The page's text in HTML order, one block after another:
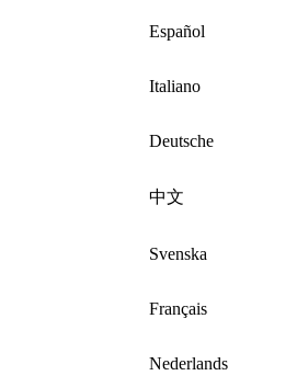
Español
Italiano
Deutsche
中文
Svenska
Français
Nederlands